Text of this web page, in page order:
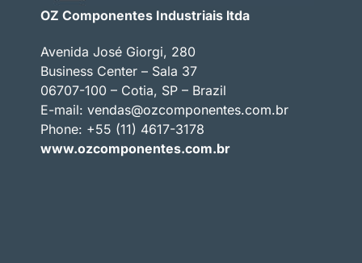
OZ Componentes Industriais ltda
Avenida José Giorgi, 280
Business Center – Sala 37
06707-100 – Cotia, SP – Brazil
E-mail: vendas@ozcomponentes.com.br
Phone: +55 (11) 4617-3178
www.ozcomponentes.com.br